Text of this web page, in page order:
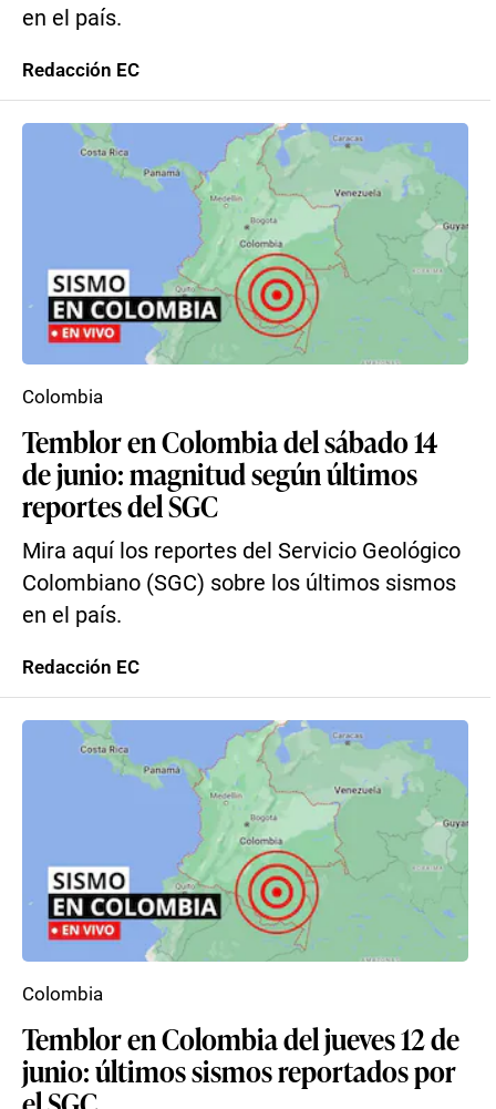
en el país.
Redacción EC
Temblor en Colombia del sábado 14
de junio: magnitud según últimos
reportes del SGC
Mira aquí los reportes del Servicio Geológico
Colombiano (SGC) sobre los últimos sismos
en el país.
Colombia
Redacción EC
Temblor en Colombia del jueves 12 de
junio: últimos sismos reportados por
Colombia